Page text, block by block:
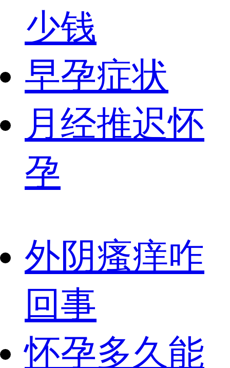
少钱
早孕症状
月经推迟怀
孕
外阴瘙痒咋
回事
怀孕多久能